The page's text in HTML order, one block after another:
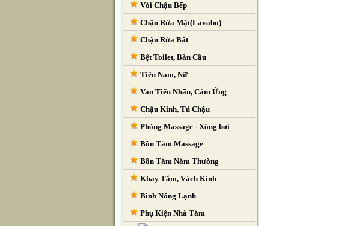
Vòi Chậu Bếp
Chậu Rửa Mặt(Lavabo)
Chậu Rửa Bát
Bệt Toilet, Bàn Cầu
Tiểu Nam, Nữ
Van Tiểu Nhấn, Cảm Ứng
Chậu Kính, Tủ Chậu
Phòng Massage - Xông hơi
Bồn Tắm Massage
Bồn Tắm Nằm Thường
Khay Tắm, Vách Kính
Bình Nóng Lạnh
Phụ Kiện Nhà Tắm